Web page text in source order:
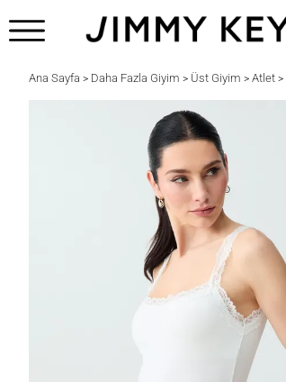
Ana Sayfa > Daha Fazla Giyim > Üst Giyim > Atlet >